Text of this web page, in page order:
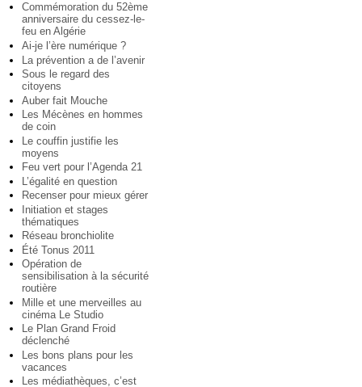
Commémoration du 52ème
anniversaire du cessez-le-
feu en Algérie
Ai-je l’ère numérique ?
La prévention a de l’avenir
Sous le regard des
citoyens
Auber fait Mouche
Les Mécènes en hommes
de coin
Le couffin justifie les
moyens
Feu vert pour l’Agenda 21
L’égalité en question
Recenser pour mieux gérer
Initiation et stages
thématiques
Réseau bronchiolite
Été Tonus 2011
Opération de
sensibilisation à la sécurité
routière
Mille et une merveilles au
cinéma Le Studio
Le Plan Grand Froid
déclenché
Les bons plans pour les
vacances
Les médiathèques, c’est